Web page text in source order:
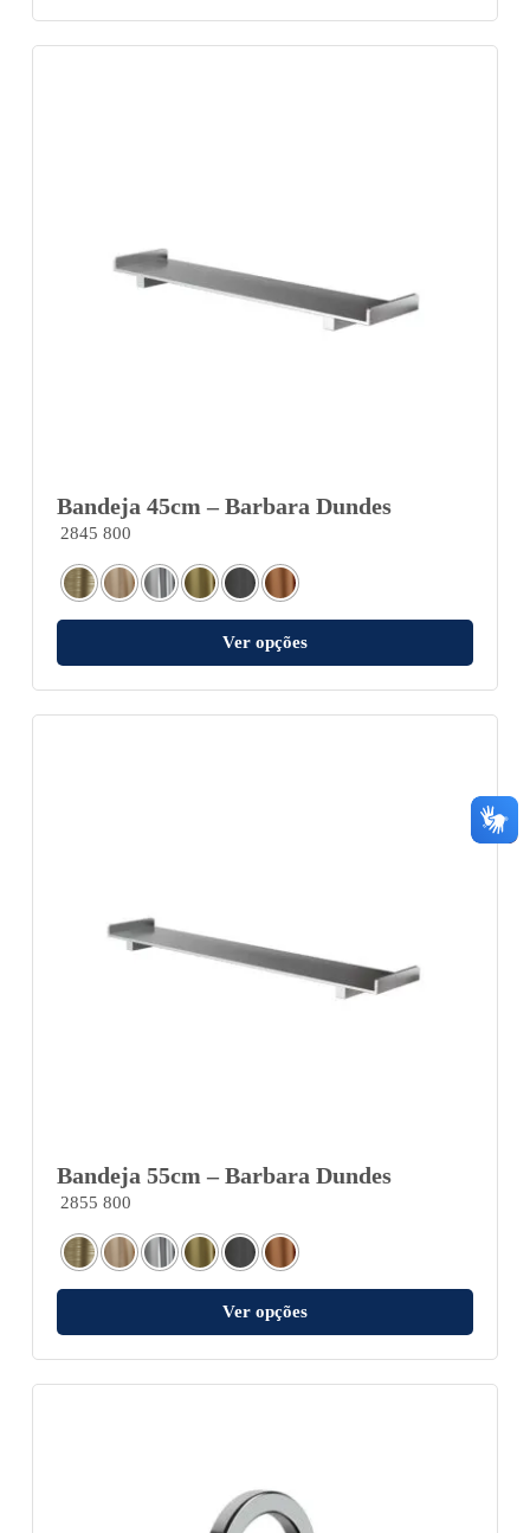
Bandeja 45cm – Barbara Dundes
2845 800
Ver opções
Bandeja 55cm – Barbara Dundes
2855 800
Ver opções